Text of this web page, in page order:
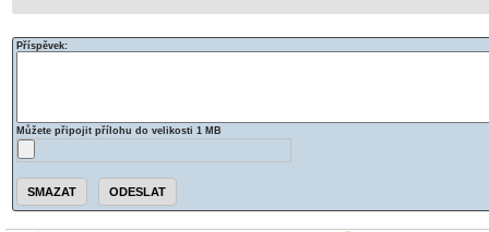
Příspěvek:
Můžete připojit přílohu do velikosti 1 MB